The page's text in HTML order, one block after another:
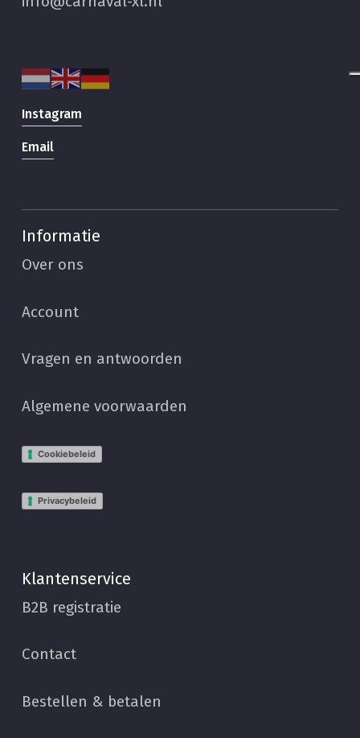
Instagram
Email
Informatie
Over ons
Account
Vragen en antwoorden
Algemene voorwaarden
Cookiebeleid
Privacybeleid
Klantenservice
B2B registratie
Contact
Bestellen & betalen